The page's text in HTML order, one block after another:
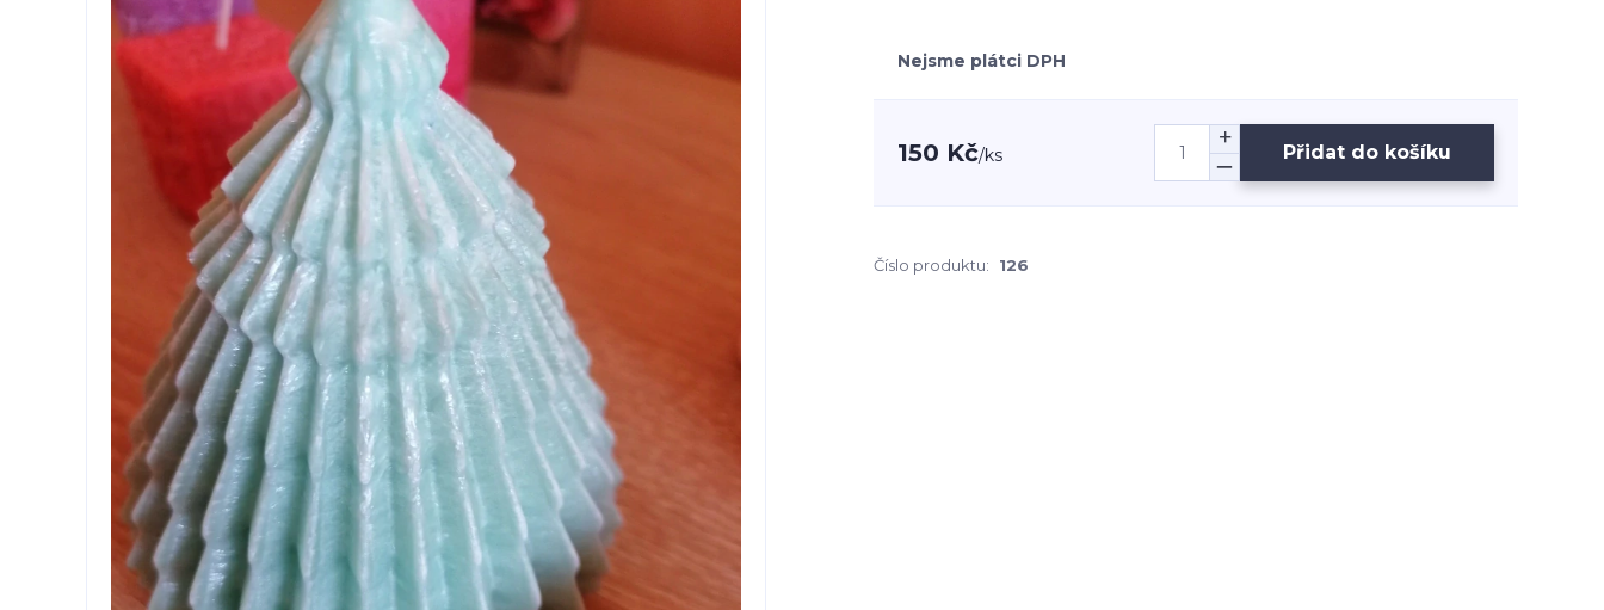
Nejsme plátci DPH
150 Kč/ks Přidat do košíku
Číslo produktu: 126